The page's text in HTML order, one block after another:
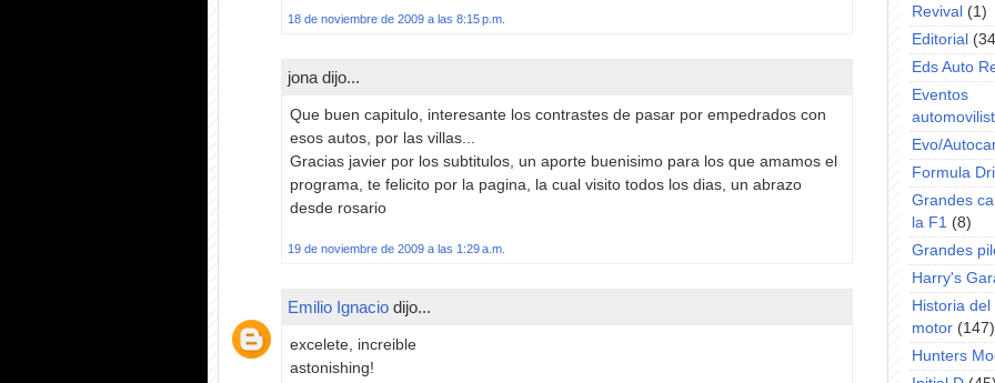
18 de noviembre de 2009 a las 8:15 p.m.
jona dijo...
Que buen capitulo, interesante los contrastes de pasar por empedrados con
esos autos, por las villas...
Gracias javier por los subtitulos, un aporte buenisimo para los que amamos el
programa, te felicito por la pagina, la cual visito todos los dias, un abrazo
desde rosario
19 de noviembre de 2009 a las 1:29 a.m.
Emilio Ignacio dijo...
excelete, increible
astonishing!
Revival (1)
Editorial
Eds Auto
Eventos
Evo/
Formula
Grandes
la F1 (8)
Grandes
Harry's
Historia
motor (147)
Hunters